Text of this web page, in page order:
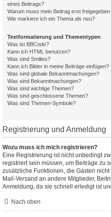
eines Beitrags?
Warum muss mein Beitrag erst
Wie markiere ich ein Thema als neu?
Textformatierung und Thementypen
Was ist BBCode?
Kann ich HTML benutzen?
Was sind Smilies?
Kann ich Bilder in meine Beiträge einfügen?
Was sind globale Bekanntmachungen?
Was sind Bekanntmachungen?
Was sind wichtige Themen?
Was sind geschlossene Themen?
Was sind Themen-Symbole?
Registrierung und Anmeldung
Wozu muss ich mich registrieren?
Eine Registrierung ist nicht unbedingt
registriert sein müssen, um Beiträge zu
zusätzliche Funktionen, die Gästen
Mail-Versand an andere Mitglieder,
Anmeldung, da sie schnell erledigt ist
Nach oben